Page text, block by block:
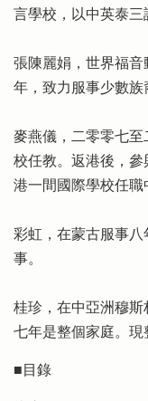
言學校，以中英泰三
張陳麗娟，世界福
年，致力服事少數族
麥燕儀，二零零七
校任教。返港後，
港一間國際學校任職
彩虹，在蒙古服事
事。
桂珍，在中亞洲穆
七年是整個家庭。現
■目錄